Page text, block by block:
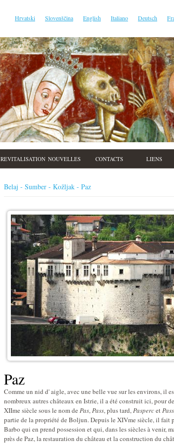
Hrvatski Slovenščina English Italiano Deutsch
REVITALISATION NOUVELLES CONTACTS LIENS
Belaj - Šumber - Kožljak - Paz
Paz
Comme un nid d' aigle, avec une belle vue sur les environs, il
nombreux autres châteaux en Istrie, il a été construit ici, pour
XIIme siècle sous le nom de Pas,Pass, plus tard,Paspercet
partie de la propriété de Boljun. Depuis le XIVme siècle, il fait
Barbo qui en prend possession et qui, dans les siècles à venir,
près de Paz, la restauration du château et la construction du